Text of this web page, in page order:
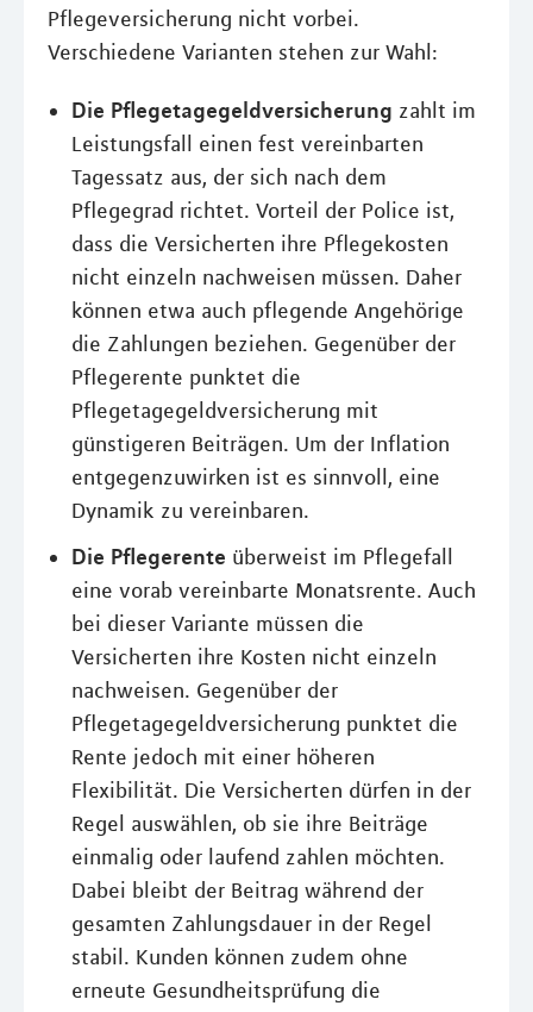
Pflegeversicherung nicht vorbei.
Verschiedene Varianten stehen zur Wahl:
Die Pflegetagegeldversicherung zahlt im
Leistungsfall einen fest vereinbarten
Tagessatz aus, der sich nach dem
Pflegegrad richtet. Vorteil der Police ist,
dass die Versicherten ihre Pflegekosten
nicht einzeln nachweisen müssen. Daher
können etwa auch pflegende Angehörige
die Zahlungen beziehen. Gegenüber der
Pflegerente punktet die
Pflegetagegeldversicherung mit
günstigeren Beiträgen. Um der Inflation
entgegenzuwirken ist es sinnvoll, eine
Dynamik zu vereinbaren.
Die Pflegerente überweist im Pflegefall
eine vorab vereinbarte Monatsrente. Auch
bei dieser Variante müssen die
Versicherten ihre Kosten nicht einzeln
nachweisen. Gegenüber der
Pflegetagegeldversicherung punktet die
Rente jedoch mit einer höheren
Flexibilität. Die Versicherten dürfen in der
Regel auswählen, ob sie ihre Beiträge
einmalig oder laufend zahlen möchten.
Dabei bleibt der Beitrag während der
gesamten Zahlungsdauer in der Regel
stabil. Kunden können zudem ohne
erneute Gesundheitsprüfung die